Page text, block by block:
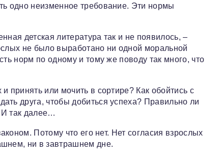
одно неизменное требование. Эти нормы
детская литература так и не появилось, –
не было выработано ни одной моральной
норм по одному и тому же поводу так много, что
принять или мочить в сортире? Как обойтись с
друга, чтобы добиться успеха? Правильно ли
И так далее…
Потому что его нет. Нет согласия взрослых
ни в завтрашнем дне.